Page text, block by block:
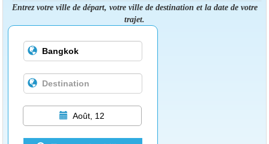
Entrez votre ville de départ, votre ville de destination et la date de votre
trajet.
Août, 12